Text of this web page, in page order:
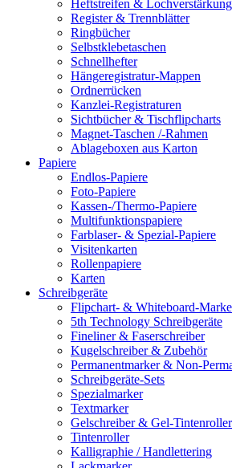
Heftstreifen & Lochverstärkung
Register & Trennblätter
Ringbücher
Selbstklebetaschen
Schnellhefter
Hängeregistratur-Mappen
Ordnerrücken
Kanzlei-Registraturen
Sichtbücher & Tischflipcharts
Magnet-Taschen /-Rahmen
Ablageboxen aus Karton
Papiere
Endlos-Papiere
Foto-Papiere
Kassen-/Thermo-Papiere
Multifunktionspapiere
Farblaser- & Spezial-Papiere
Visitenkarten
Rollenpapiere
Karten
Schreibgeräte
Flipchart- & Whiteboard-
5th Technology Schreibgeräte
Fineliner & Faserschreiber
Kugelschreiber & Zubehör
Permanentmarker & Non-
Schreibgeräte-Sets
Spezialmarker
Textmarker
Gelschreiber & Gel-Tintenroller
Tintenroller
Kalligraphie / Handlettering